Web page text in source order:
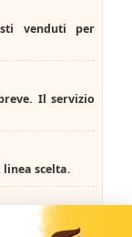
venduti per
. Il servizio
linea scelta.